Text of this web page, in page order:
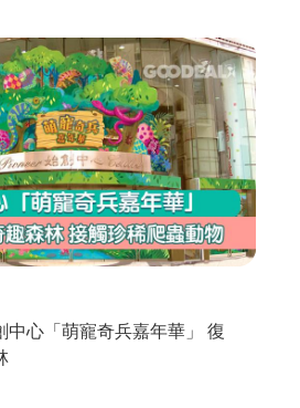
中心「萌寵奇兵嘉年華」 復